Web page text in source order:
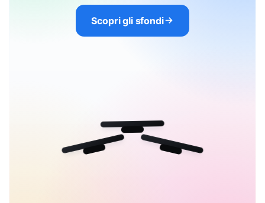
Scopri gli sfondi